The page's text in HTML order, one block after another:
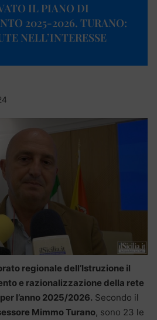
IL PIANO DI
2025-2026. TURANO:
NELL’INTERESSE
regionale dell’Istruzione il
e razionalizzazione della rete
l’anno 2025/2026. Secondo il
Mimmo Turano, sono 23 le